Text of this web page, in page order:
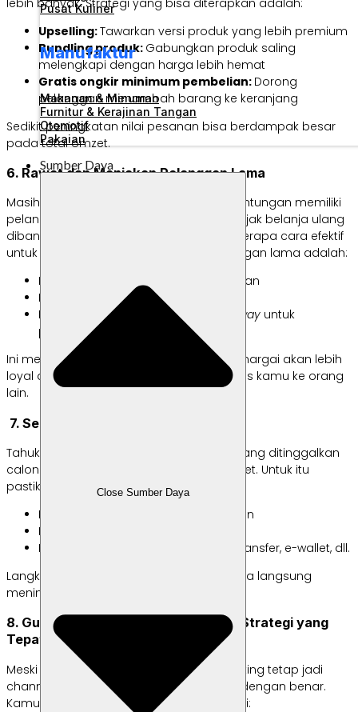
Pusat Kuliner
Manufaktur
Makanan & Minuman
Furnitur & Kerajinan Tangan
Otomotif
Pakaian
Sumber Daya
Close Sumber Daya
Upselling:Tawarkan versi produk yang lebih premium
Bundling produk: Gabungkan produk saling
melengkapi dengan harga lebih hemat
Gratis ongkir minimum pembelian: Dorong
pelanggan menambah barang ke keranjang
Sedikit peningkatan nilai pesanan bisa berdampak besar
pada total omzet.
6. Rawat dan Manjakan Pelanggan Lama
Masih berkaitan dengan poin di atas, keuntungan memiliki
pelanggan lama adalah lebih mudah diajak belanja ulang
dibanding mencari pelanggan baru. Beberapa cara efektif
untuk merawat dan memanjakan pelanggan lama adalah:
Memberikan kupon setelah pembelian
Membuat program loyalitas
Mengadakan kompetisi atau
giveaway untuk
pelanggan setia
Ini membuat pelanggan yang merasa dihargai akan lebih
loyal dan sering merekomendasikan bisnis kamu ke orang
lain.
7. Sederhanakan Proses Checkout
Tahukah kamu kalau banyak keranjang yang ditinggalkan
calon pembeli karena
terlalu ribet. Untuk itu
pastikan:
Langkah
sesingkat mungkin
Informasi ongkir jelas di awal
Banyak opsi pembayaran, seperti transfer, e-wallet, dll.
Langkah checkout yang sederhana ini bisa langsung
meningkatkan konversi penjualan.
8. Gunakan Email Marketing dengan Strategi yang
Tepat
Meski terkesan “kuno”, tetapi email marketing tetap jadi
channel dengan ROI tinggi jika dilakukan dengan benar.
Kamu bisa melakukan segmentasi seperti: